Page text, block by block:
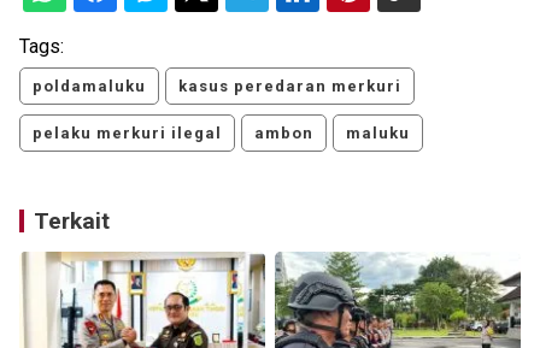
Tags:
poldamaluku kasus peredaran merkuri
pelaku merkuri ilegal ambon maluku
Terkait